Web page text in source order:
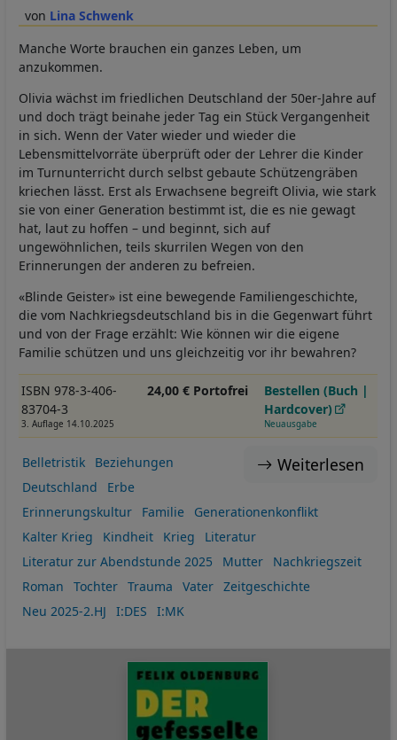
Lina Schwenk
Manche Worte brauchen ein ganzes Leben, um
anzukommen.
Olivia wächst im friedlichen Deutschland der 50er-Jahre auf
und doch trägt beinahe jeder Tag ein Stück Vergangenheit
in sich. Wenn der Vater wieder und wieder die
Lebensmittelvorräte überprüft oder der Lehrer die Kinder
im Turnunterricht durch selbst gebaute Schützengräben
kriechen lässt. Erst als Erwachsene begreift Olivia, wie stark
sie von einer Generation bestimmt ist, die es nie gewagt
hat, laut zu hoffen – und beginnt, sich auf
ungewöhnlichen, teils skurrilen Wegen von den
Erinnerungen der anderen zu befreien.
«Blinde Geister» ist eine bewegende Familiengeschichte,
die vom Nachkriegsdeutschland bis in die Gegenwart führt
und von der Frage erzählt: Wie können wir die eigene
Familie schützen und uns gleichzeitig vor ihr bewahren?
ISBN 978-3-406-
83704-3
3. Auflage 14.10.2025
24,00 € Portofrei
Bestellen (Buch |
Hardcover)
Neuausgabe
Weiterlesen
Belletristik
Beziehungen
Deutschland
Erbe
Erinnerungskultur
Familie
Generationenkonflikt
Kalter Krieg
Kindheit Krieg
Literatur
Literatur zur Abendstunde 2025
Mutter
Nachkriegszeit
Roman
Tochter Trauma Vater
Zeitgeschichte
Neu 2025-2.HJ
I:DES I:MK